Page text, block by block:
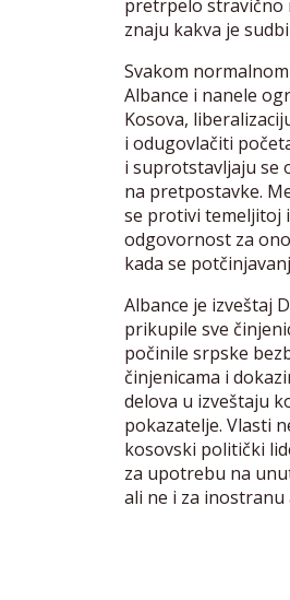
pretrpelo stravično
znaju kakva je
Svakom
Albance i nanele
Kosova,
i odugovlačiti
i suprotstavljaju se
na pretpostavke.
se protivi temeljitoj
odgovornost za
kada se
Albance je izveštaj
prikupile sve
počinile srpske
činjenicama i
delova u izveštaju
pokazatelje. Vlasti
kosovski politički
za upotrebu na
ali ne i za